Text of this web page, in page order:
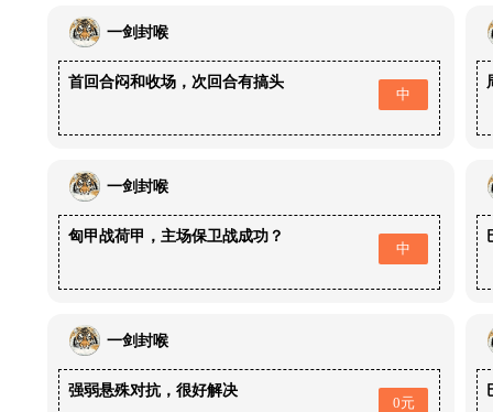
一剑封喉
首回合闷和收场，次回合有搞头
中
一剑封喉
匈甲战荷甲，主场保卫战成功？
中
一剑封喉
强弱悬殊对抗，很好解决
0元